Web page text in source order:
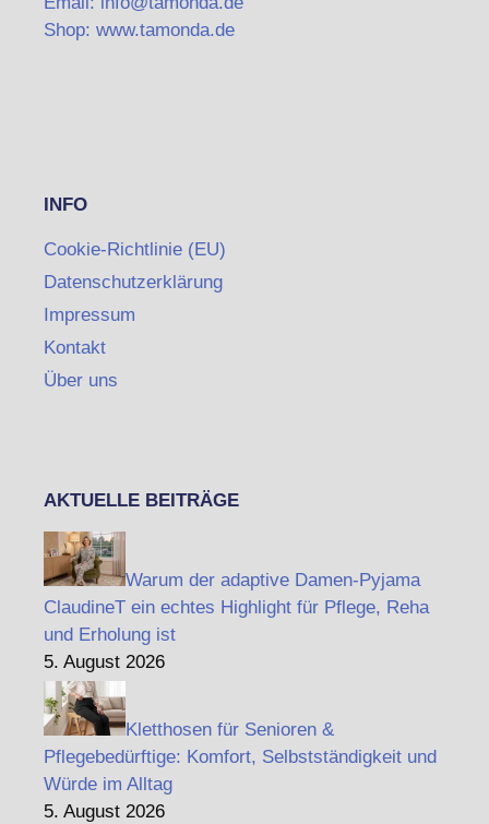
Shop: www.tamonda.de
INFO
Cookie-Richtlinie (EU)
Datenschutzerklärung
Impressum
Kontakt
Über uns
AKTUELLE BEITRÄGE
Warum der adaptive Damen-Pyjama
ClaudineT ein echtes Highlight für Pflege, Reha
und Erholung ist
5. August 2026
Kletthosen für Senioren &
Pflegebedürftige: Komfort, Selbstständigkeit und
Würde im Alltag
5. August 2026